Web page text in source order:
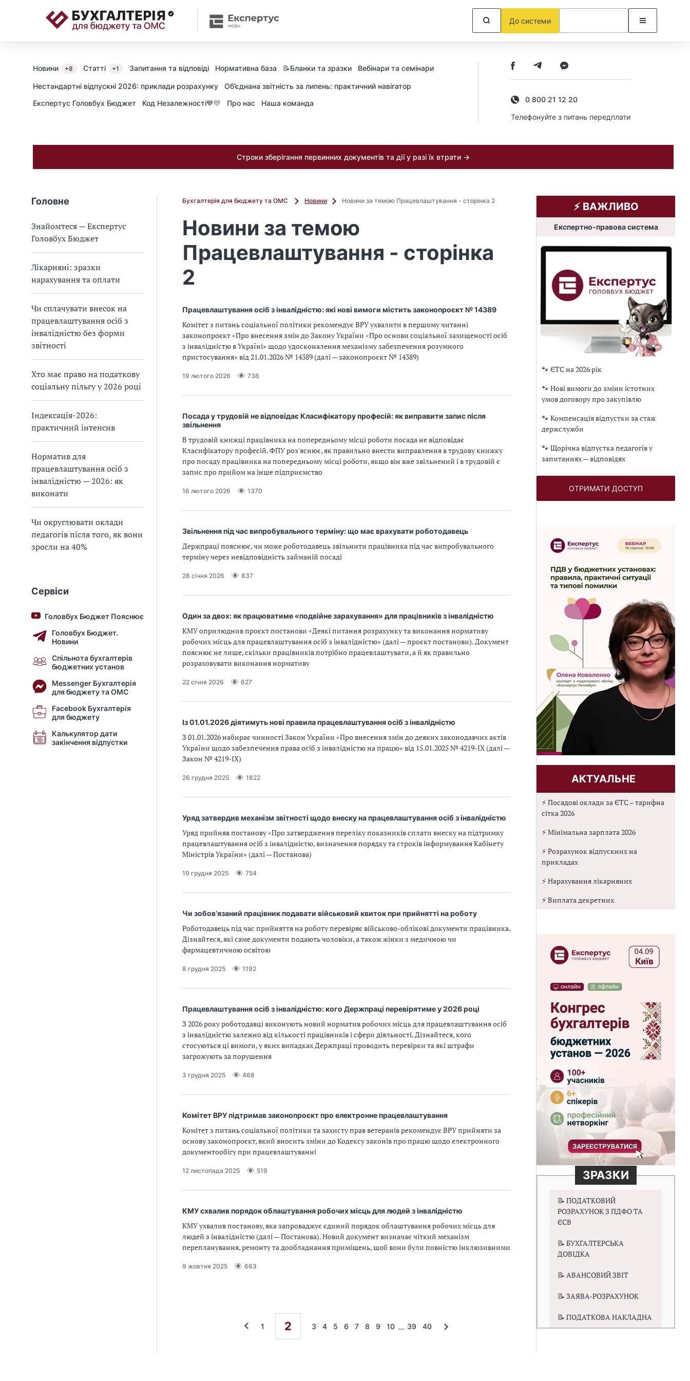
До системи
Новини +8 Статті +1 Запитання та відповіді Нормативна база 📝Бланки та зразки Вебінари та семінари
Нестандартні відпускні 2026: приклади розрахунку
Об’єднана звітність за липень: практичний навігатор
Експертус Головбух Бюджет
Код Незалежності💙💛 Про нас Наша команда
0 800 21 12 20
Телефонуйте з питань передплати
Строки зберігання первинних документів та дії у разі їх втрати →
Головне
Знайомтеся — Експертус
Головбух Бюджет
Лікарняні: зразки
нарахування та оплати
Чи сплачувати внесок на
працевлаштування осіб з
інвалідністю без форми
звітності
Хто має право на податкову
соціальну пільгу у 2026 році
Індексація-2026:
практичний інтенсив
Норматив для
працевлаштування осіб з
інвалідністю — 2026: як
виконати
Чи округлювати оклади
педагогів після того, як вони
зросли на 40%
Сервіси
Головбух Бюджет Пояснює
Головбух Бюджет.
Новини
Спільнота бухгалтерів
бюджетних установ
Messenger Бухгалтерія
для бюджету та ОМС
Facebook Бухгалтерія
для бюджету
Калькулятор дати
закінчення відпустки
Бухгалтерія для бюджету та ОМС Новини Новини за темою Працевлаштування - сторінка 2
Новини за темою
Працевлаштування - сторінка
2
Працевлаштування осіб з інвалідністю: які нові вимоги містить законопроєкт № 14389
Комітет з питань соціальної політики рекомендує ВРУ ухвалити в першому читанні
законопроєкт «Про внесення змін до Закону України «Про основи соціальної захищеності осіб
з інвалідністю в Україні» щодо удосконалення механізму забезпечення розумного
пристосування» від 21.01.2026 № 14389 (далі — законопроєкт № 14389)
19 лютого 2026 736
Посада у трудовій не відповідає Класифікатору професій: як виправити запис після
звільнення
В трудовій книжці працівника на попередньому місці роботи посада не відповідає
Класифікатору професій. ФПУ роз'яснює, як правильно внести виправлення в трудову книжку
про посаду працівника на попередньому місці роботи, якщо він вже звільнений і в трудовій є
запис про прийом на інше підприємство
16 лютого 2026 1370
Звільнення під час випробувального терміну: що має врахувати роботодавець
Держпраці пояснює, чи може роботодавець звільнити працівника під час випробувального
терміну через невідповідність займаній посаді
28 січня 2026 837
Один за двох: як працюватиме «подвійне зарахування» для працівників з інвалідністю
КМУ оприлюднив проєкт постанови «Деякі питання розрахунку та виконання нормативу
робочих місць для працевлаштування осіб з інвалідністю» (далі — проєкт постанови). Документ
пояснює не лише, скільки працівників потрібно працевлаштувати, а й як правильно
розраховувати виконання нормативу
22 січня 2026 627
Із 01.01.2026 діятимуть нові правила працевлаштування осіб з інвалідністю
З 01.01.2026 набирає чинності Закон України «Про внесення змін до деяких законодавчих актів
України щодо забезпечення права осіб з інвалідністю на працю» від 15.01.2025 № 4219-IХ (далі —
Закон № 4219-IХ)
26 грудня 2025 1822
Уряд затвердив механізм звітності щодо внеску на працевлаштування осіб з інвалідністю
Уряд прийняв постанову «Про затвердження переліку показників сплати внеску на підтримку
працевлаштування осіб з інвалідністю, визначення порядку та строків інформування Кабінету
Міністрів України» (далі — Постанова)
19 грудня 2025 754
Чи зобов’язаний працівник подавати військовий квиток при прийнятті на роботу
Роботодавець під час прийняття на роботу перевіряє військово-облікові документи працівника.
Дізнайтеся, які саме документи подають чоловіки, а також жінки з медичною чи
фармацевтичною освітою
8 грудня 2025 1192
Працевлаштування осіб з інвалідністю: кого Держпраці перевірятиме у 2026 році
З 2026 року роботодавці виконують новий норматив робочих місць для працевлаштування осіб
з інвалідністю залежно від кількості працівників і сфери діяльності. Дізнайтеся, кого
стосуються ці вимоги, у яких випадках Держпраці проводить перевірки та які штрафи
загрожують за порушення
3 грудня 2025 468
Комітет ВРУ підтримав законопроєкт про електронне працевлаштування
Комітет з питань соціальної політики та захисту прав ветеранів рекомендує ВРУ прийняти за
основу законопроєкт, який вносить зміни до Кодексу законів про працю щодо електронного
документообігу при працевлаштуванні
12 листопада 2025 519
КМУ схвалив порядок облаштування робочих місць для людей з інвалідністю
КМУ ухвалив постанову, яка запроваджує єдиний порядок облаштування робочих місць для
людей з інвалідністю (далі — Постанова). Новий документ визначає чіткий механізм
перепланування, ремонту та дообладнання приміщень, щоб вони були повністю інклюзивними
9 жовтня 2025 663
1 2 3 4 5 6 7 8 9 10 ... 39 40
⚡️ ВАЖЛИВО
Експертно-правова система
🐾 ЄТС на 2026 рік
🐾 Нові вимоги до зміни істотних
умов договору про закупівлю
🐾 Компенсація відпустки за стаж
держслужби
🐾 Щорічна відпустка педагогів у
запитаннях — відповідях
ОТРИМАТИ ДОСТУП
АКТУАЛЬНЕ
⚡ Посадові оклади за ЄТС – тарифна
сітка 2026
⚡ Мінімальна зарплата 2026
⚡ Розрахунок відпускних на
прикладах
⚡ Нарахування лікарняних
⚡ Виплата декретних
ЗРАЗКИ
📝 ПОДАТКОВИЙ
РОЗРАХУНОК З ПДФО ТА
ЄСВ
📝 БУХГАЛТЕРСЬКА
ДОВІДКА
📝 АВАНСОВИЙ ЗВІТ
📝 ЗАЯВА-РОЗРАХУНОК
📝 ПОДАТКОВА НАКЛАДНА